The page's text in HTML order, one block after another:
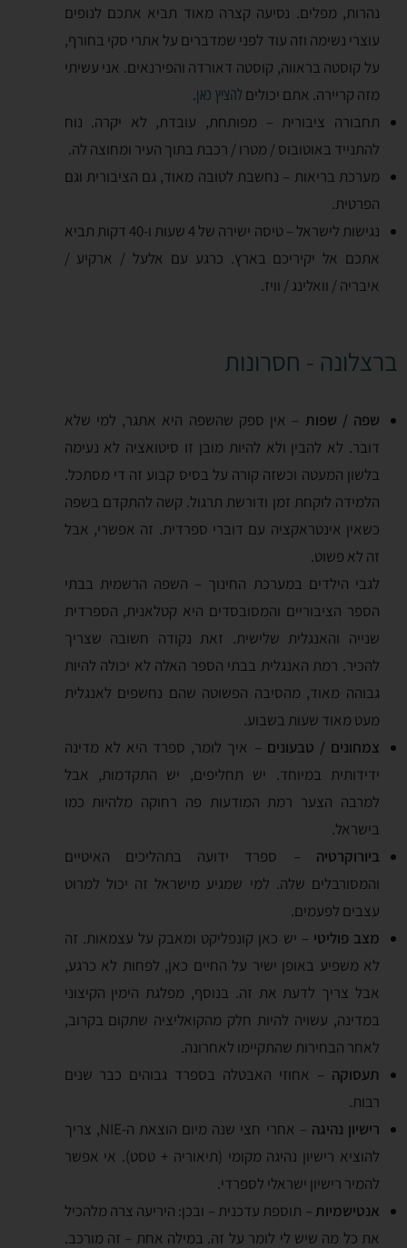
נהרות, מפלים. נסיעה קצרה מאוד תביא אתכם לנופים
עוצרי נשימה וזה עוד לפני שמדברים על אתרי סקי בחורף,
על קוסטה בראווה, קוסטה דאורדה והפירנאים. אני עשיתי
מזה קריירה. אתם יכולים להציץ כאן.
תחבורה ציבורית – מפותחת, עובדת, לא יקרה. נוח
להתנייד באוטובוס / מטרו / רכבת בתוך העיר ומחוצה לה.
מערכת בריאות – נחשבת לטובה מאוד, גם הציבורית וגם
הפרטית.
נגישות לישראל – טיסה ישירה של 4 שעות ו-40 דקות תביא
אתכם אל יקיריכם בארץ. כרגע עם אלעל / ארקיע /
איבריה / וואלינג / וויז.
ברצלונה - חסרונות
שפה / שפות – אין ספק שהשפה היא אתגר, למי שלא
דובר. לא להבין ולא להיות מובן זו סיטואציה לא נעימה
בלשון המעטה וכשזה קורה על בסיס קבוע זה די מסתכל.
הלמידה לוקחת זמן ודורשת תרגול. קשה להתקדם בשפה
כשאין אינטראקציה עם דוברי ספרדית. זה אפשרי, אבל
זה לא פשוט.
לגבי הילדים במערכת החינוך – השפה הרשמית בבתי
הספר הציבוריים והמסובסדים היא קטלאנית, הספרדית
שנייה והאנגלית שלישית. זאת נקודה חשובה שצריך
להכיר. רמת האנגלית בבתי הספר האלה לא יכולה להיות
גבוהה מאוד, מהסיבה הפשוטה שהם נחשפים לאנגלית
מעט מאוד שעות בשבוע.
צמחונים / טבעונים – איך לומר, ספרד היא לא מדינה
ידידותית במיוחד. יש תחליפים, יש התקדמות, אבל
למרבה הצער רמת המודעות פה רחוקה מלהיות כמו
בישראל.
ביורוקרטיה – ספרד ידועה בתהליכים האיטיים
והמסורבלים שלה. למי שמגיע מישראל זה יכול למרוט
עצבים לפעמים.
מצב פוליטי – יש כאן קונפליקט ומאבק על עצמאות. זה
לא משפיע באופן ישיר על החיים כאן, לפחות לא כרגע,
אבל צריך לדעת את זה. בנוסף, מפלגת הימין הקיצוני
במדינה, עשויה להיות חלק מהקואליציה שתקום בקרוב,
לאחר הבחירות שהתקיימו לאחרונה.
תעסוקה – אחוזי האבטלה בספרד גבוהים כבר שנים
רבות.
רישיון נהיגה
– אחרי חצי שנה מיום הוצאת ה-NIE, צריך
להוציא רישיון נהיגה מקומי (תיאוריה + טסט). אי אפשר
להמיר רישיון ישראלי לספרדי.
אנטישמיות– תוספת עדכנית – ובכן: היריעה צרה מלהכיל
את כל מה שיש לי לומר על זה. במילה אחת – זה מורכב.